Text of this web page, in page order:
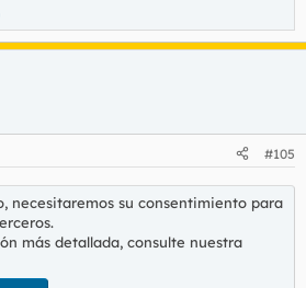
#105
necesitaremos su consentimiento para
más detallada, consulte nuestra